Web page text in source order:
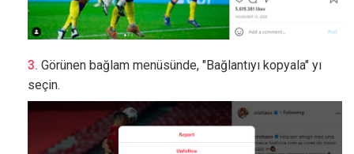
Görünen bağlam menüsünde, "Bağlantıyı kopyala" yı
seçin.